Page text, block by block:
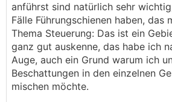
anführst sind natürlich sehr
Fälle Führungschienen haben, das
Thema Steuerung: Das ist ein
ganz gut auskenne, das habe ich
Auge, auch ein Grund warum ich
Beschattungen in den einzelnen
mischen möchte.